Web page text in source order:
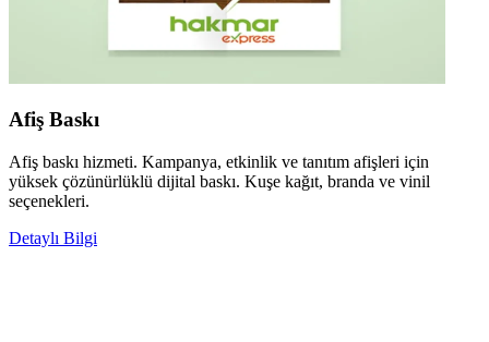
Afiş Baskı
Afiş baskı hizmeti. Kampanya, etkinlik ve tanıtım afişleri için
yüksek çözünürlüklü dijital baskı. Kuşe kağıt, branda ve vinil
seçenekleri.
Detaylı Bilgi